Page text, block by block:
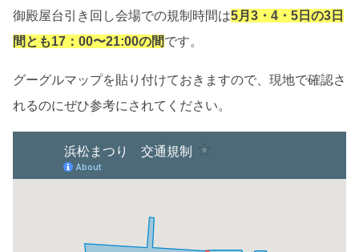
御殿屋台引き回し会場での規制時間は5月3・4・5日の3日
間とも17：00〜21:00の間です。
グーグルマップを貼り付けておきますので、現地で確認さ
れるのにぜひ参考にされてください。